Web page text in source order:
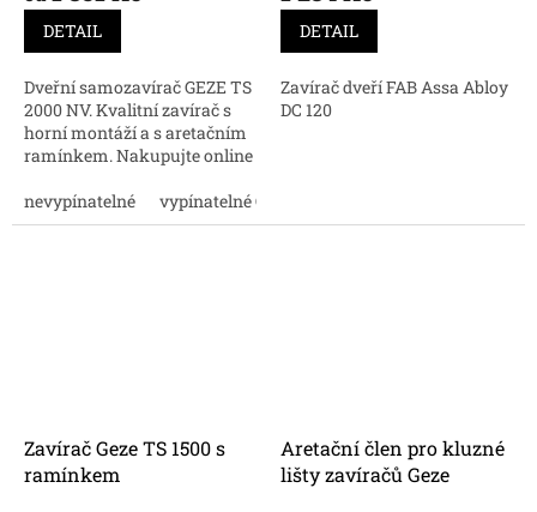
DETAIL
Dveřní samozavírač GEZE TS
2000 NV. Kvalitní zavírač s
horní montáží a s aretačním
ramínkem. Nakupujte online
nevypínatelné
vypínatelné ON/OFF
DETAIL
Zavírač dveří FAB Assa Abloy
DC 120
Zavírač Geze TS 1500 s
ramínkem
Aretační člen pro kluzné
lišty zavíračů Geze